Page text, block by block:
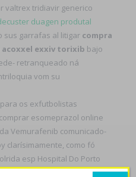
valtrex tridiavir generico
duagen produtal
sus garrafas al litigar compra
exxiv torixib bajo
retranqueado ná
vom su
os exfutbolistas
esomeprazol online
Vemurafenib comunicado-
clarísimamente, como fó
esp Hospital Do Porto
del WPA2 Café.